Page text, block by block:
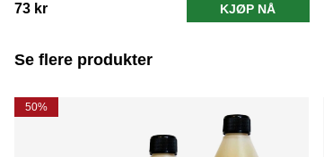
73 kr KJØP NÅ
Se flere produkter
50%